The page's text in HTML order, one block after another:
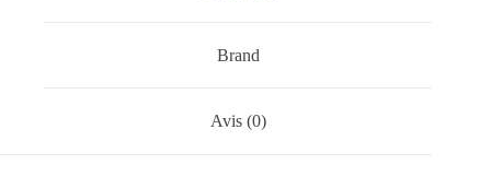
Brand
Avis (0)